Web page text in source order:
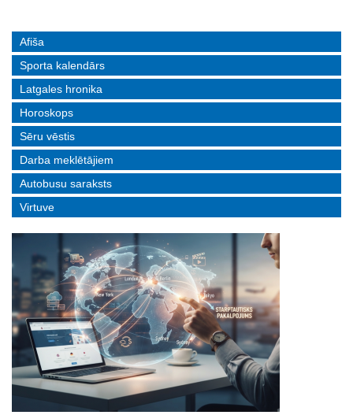
Afiša
Sporta kalendārs
Latgales hronika
Horoskops
Sēru vēstis
Darba meklētājiem
Autobusu saraksts
Virtuve